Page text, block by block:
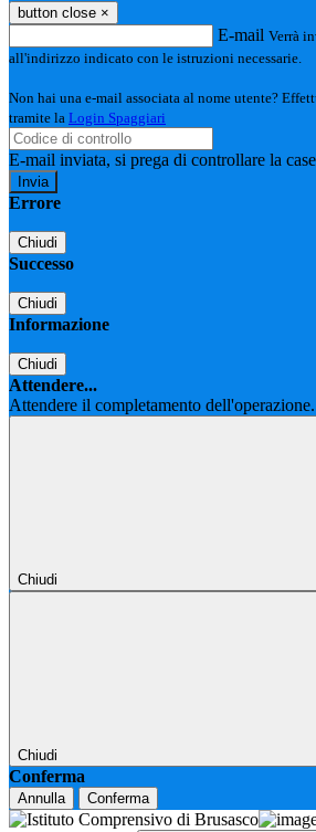
button close ×
E-mail Verrà
all'indirizzo indicato con le istruzioni necessarie.
Non hai una e-mail associata al nome utente?
tramite la Login Spaggiari
E-mail inviata, si prega di controllare la
Errore
Chiudi
Successo
Chiudi
Informazione
Chiudi
Attendere...
Attendere il completamento
Chiudi
Chiudi
Conferma
Annulla Conferma